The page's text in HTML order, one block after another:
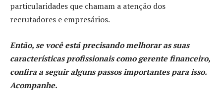
particularidades que chamam a atenção dos
recrutadores e empresários.
Então, se você está precisando melhorar as suas
características profissionais como gerente financeiro,
confira a seguir alguns passos importantes para isso.
Acompanhe.